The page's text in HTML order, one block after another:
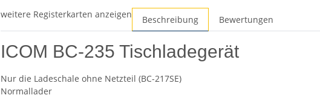
weitere Registerkarten anzeigen Beschreibung Bewertungen
ICOM BC-235 Tischladegerät
Nur die Ladeschale ohne Netzteil (BC-217SE)
Normallader